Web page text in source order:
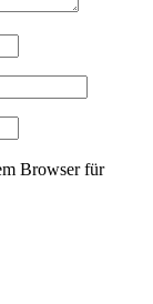
Browser für